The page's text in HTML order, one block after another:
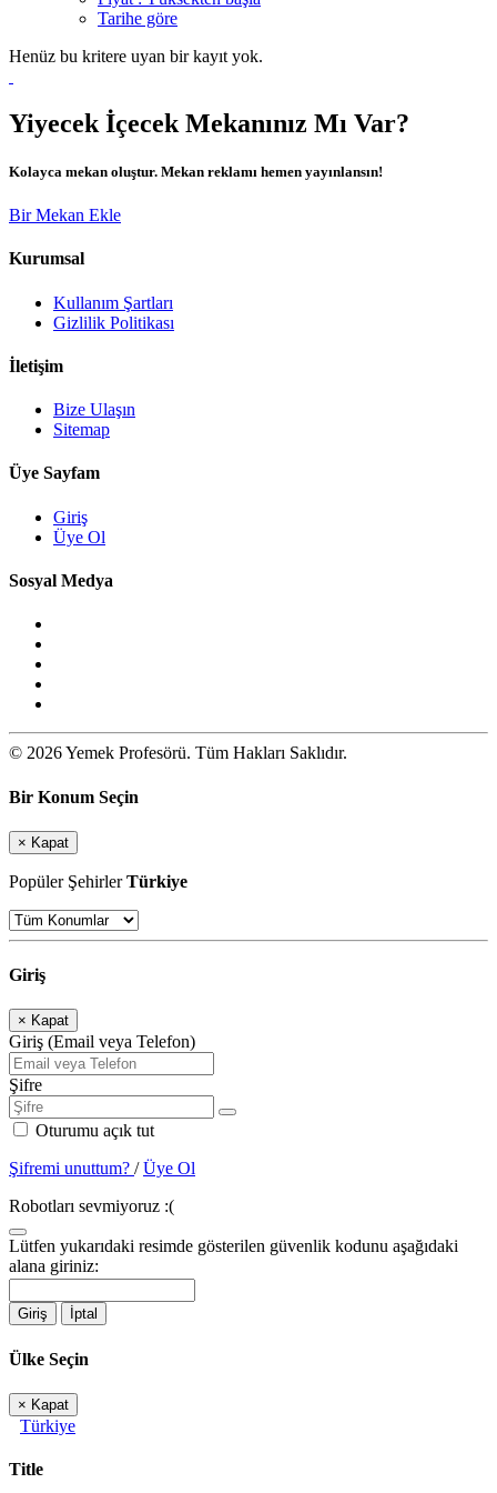
Tarihe göre
Henüz bu kritere uyan bir kayıt yok.
Yiyecek İçecek Mekanınız Mı Var?
Kolayca mekan oluştur. Mekan reklamı hemen yayınlansın!
Bir Mekan Ekle
Kurumsal
Kullanım Şartları
Gizlilik Politikası
İletişim
Bize Ulaşın
Sitemap
Üye Sayfam
Giriş
Üye Ol
Sosyal Medya
© 2026 Yemek Profesörü. Tüm Hakları Saklıdır.
Bir Konum Seçin
× Kapat
Popüler ŞehirlerTürkiye
Giriş
× Kapat
Giriş (Email veya Telefon)
Şifre
Oturumu açık tut
Şifremi unuttum? /Üye Ol
Robotları sevmiyoruz :(
Lütfen yukarıdaki resimde gösterilen güvenlik kodunu aşağıdaki
alana giriniz:
Giriş İptal
Ülke Seçin
× Kapat
Türkiye
Title